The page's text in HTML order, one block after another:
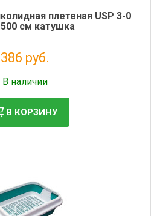
плетеная USP 3-0
см катушка
386 руб.
В наличии
В КОРЗИНУ